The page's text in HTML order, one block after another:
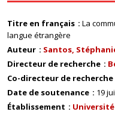
Titre en français
La
langue étrangère
Auteur
Santos,
Directeur de recherche
Co-directeur de recherche
Date de soutenance
19
Établissement
Université